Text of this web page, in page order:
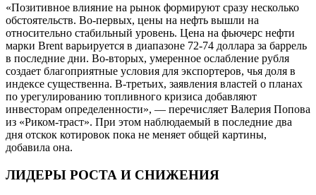
«Позитивное влияние на рынок формируют сразу несколько
обстоятельств. Во-первых, цены на нефть вышли на
относительно стабильный уровень. Цена на фьючерс нефти
марки Brent варьируется в диапазоне 72-74 доллара за баррель
в последние дни. Во-вторых, умеренное ослабление рубля
создает благоприятные условия для экспортеров, чья доля в
индексе существенна. В-третьих, заявления властей о планах
по урегулированию топливного кризиса добавляют
инвесторам определенности», — перечисляет Валерия Попова
из «Риком-траст». При этом наблюдаемый в последние два
дня отскок котировок пока не меняет общей картины,
добавила она.
ЛИДЕРЫ РОСТА И СНИЖЕНИЯ